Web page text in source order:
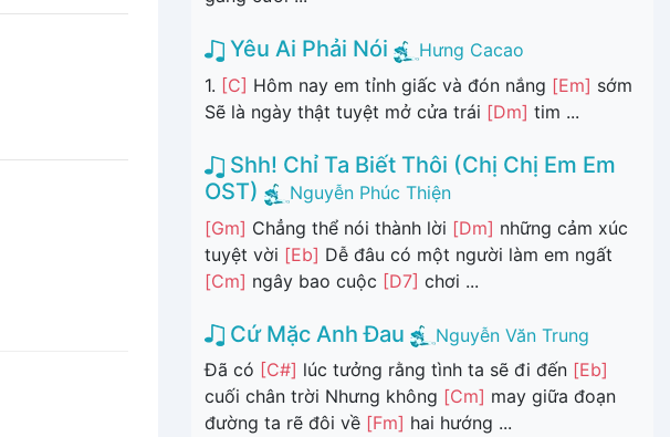
Yêu Ai Phải Nói
Hưng Cacao
1. [C] Hôm nay em tỉnh giấc và đón nắng [Em] sớm
Sẽ là ngày thật tuyệt mở cửa trái [Dm] tim ...
Shh! Chỉ Ta Biết Thôi (Chị Chị Em Em
OST)
Nguyễn Phúc Thiện
[Gm] Chẳng thể nói thành lời [Dm] những cảm xúc
tuyệt vời [Eb] Dễ đâu có một người làm em ngất
[Cm] ngây bao cuộc [D7] chơi ...
Cứ Mặc Anh Đau
Nguyễn Văn Trung
Đã có [C#] lúc tưởng rằng tình ta sẽ đi đến [Eb]
cuối chân trời Nhưng không [Cm] may giữa đoạn
đường ta rẽ đôi về [Fm] hai hướng ...